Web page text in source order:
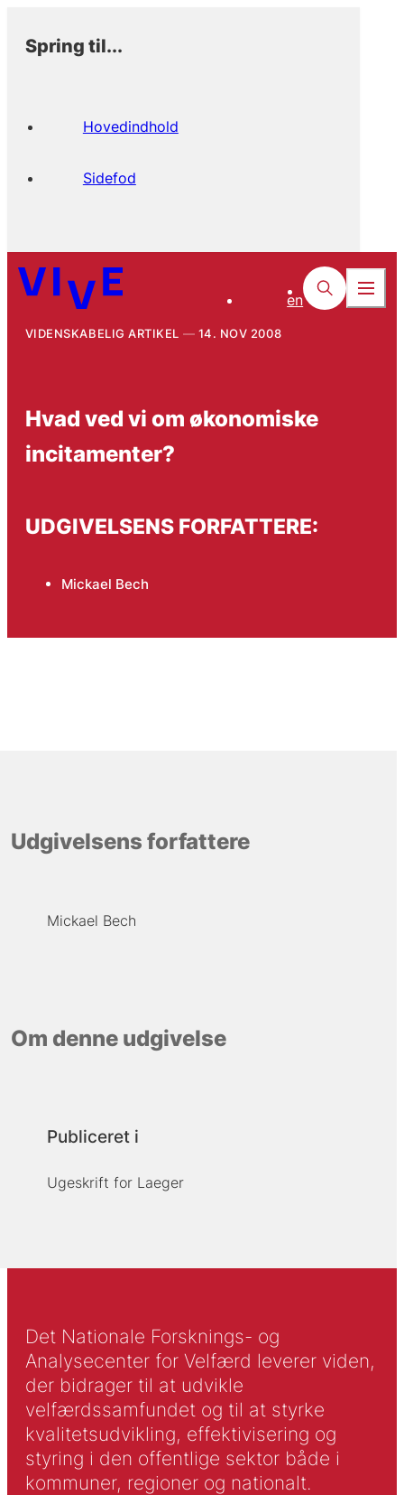
Spring til...
Hovedindhold
Sidefod
en
VIDENSKABELIG ARTIKEL 14. NOV 2008
Hvad ved vi om økonomiske
incitamenter?
UDGIVELSENS FORFATTERE:
Mickael Bech
Udgivelsens forfattere
Mickael Bech
Om denne udgivelse
Publiceret i
Ugeskrift for Laeger
Det Nationale Forsknings- og
Analysecenter for Velfærd leverer viden,
der bidrager til at udvikle
velfærdssamfundet og til at styrke
kvalitetsudvikling, effektivisering og
styring i den offentlige sektor både i
kommuner, regioner og nationalt.